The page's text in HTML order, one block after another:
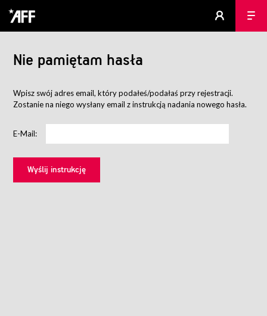
Nie pamiętam hasła
Wpisz swój adres email, który podałeś/podałaś przy rejestracji.
Zostanie na niego wysłany email z instrukcją nadania nowego hasła.
E-Mail: